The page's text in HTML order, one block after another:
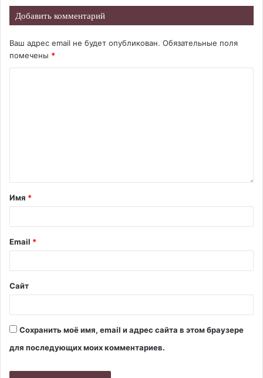
Добавить комментарий
Ваш адрес email не будет опубликован. Обязательные поля
помечены *
Имя *
Email *
Сайт
Сохранить моё имя, email и адрес сайта в этом браузере
для последующих моих комментариев.